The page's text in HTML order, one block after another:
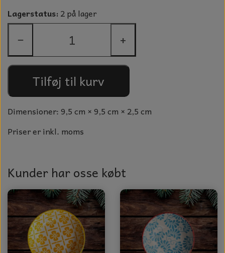
GLAS KRYSTALLER OG ORNAMENTER
TIL BOLIG
KERAMIK BLOMSTER
MAD OG HYGGE
DUFT BLOKKE
VINDSPIL
LAMPESKÆRME TIL VINGLAS
KERAMIK HUSNUMRE
HAVE PYNT
DUFTLYS
NOTES OG GÆSTEBØGER
Lagerstatus: 2 på lager
− +
Tilføj til kurv
Dimensioner: 9,5 cm × 9,5 cm × 2,5 cm
Priser er inkl. moms
Kunder har osse købt